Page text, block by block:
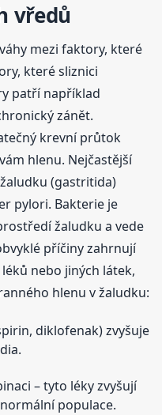
vředů
mezi faktory, které
které sliznici
patří například
zánět.
krevní průtok
hlenu. Nejčastější
(gastritida)
pylori. Bakterie je
žaludku a vede
příčiny zahrnují
nebo jiných látek,
hlenu v žaludku:
diklofenak) zvyšuje
– tyto léky zvyšují
populace.